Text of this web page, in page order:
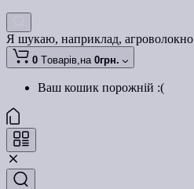
Я шукаю, наприклад, агроволокно
0 Tоварів,на 0грн.
Ваш кошик порожній :(